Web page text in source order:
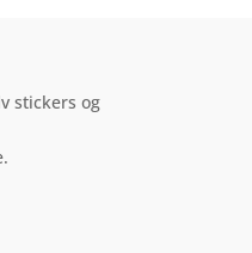
på
stickers og